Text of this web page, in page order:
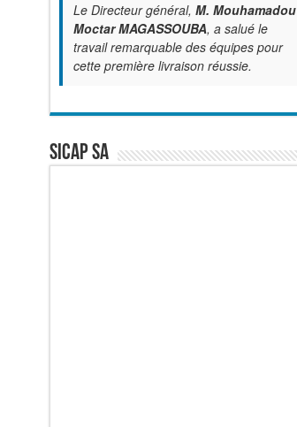
Le Directeur général, M. Mouhamadou
Moctar MAGASSOUBA, a salué le
travail remarquable des équipes pour
cette première livraison réussie.
SICAP SA